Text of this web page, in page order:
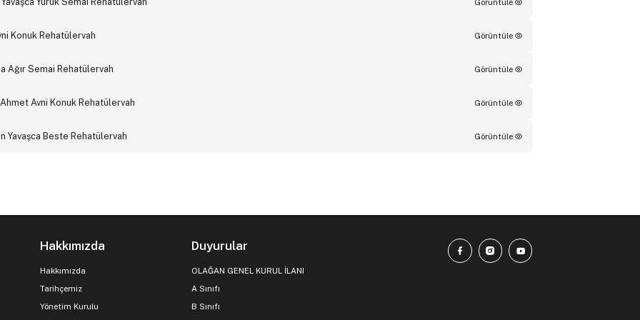
Konuk Rehatülervah Görüntüle
Ağır Semai Rehatülervah Görüntüle
Avni Konuk Rehatülervah Görüntüle
Yavaşca Beste Rehatülervah Görüntüle
Hakkımızda
Hakkımızda
Tarihçemiz
Yönetim Kurulu
Duyurular
OLAĞAN GENEL KURUL İLANI
A Sınıfı
B Sınıfı